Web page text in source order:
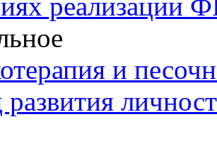
и
развития